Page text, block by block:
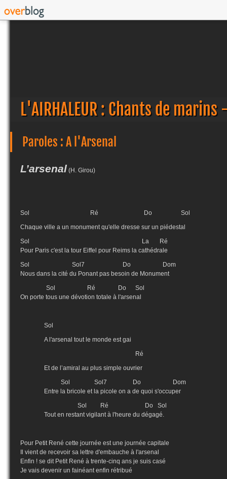
L'AIRHALEUR : Chants de
Paroles : A l'Arsenal
L’arsenal (H. Girou)
Sol Ré Do Sol
Chaque ville a un monument qu'elle dresse sur un piédestal
Sol La Ré
Pour Paris c'est la tour Eiffel pour Reims la cathédrale
Sol Sol7 Do Dom
Nous dans la cité du Ponant pas besoin de Monument
Sol Ré Do Sol
On porte tous une dévotion totale à l'arsenal
Sol
A l'arsenal tout le monde est gai
Ré
Et de l’amiral au plus simple ouvrier
Sol Sol7 Do Dom
Entre la bricole et la picole on a de quoi s'occuper
Sol Ré Do Sol
Tout en restant vigilant à l'heure du dégagé.
Pour Petit René cette journée est une journée capitale
Il vient de recevoir sa lettre d'embauche à l'arsenal
Enfin ! se dit Petit René à trente-cinq ans je suis casé
Je vais devenir un fainéant enfin rétribué